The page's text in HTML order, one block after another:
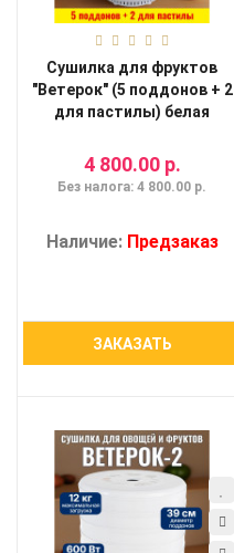
Сушилка для фруктов
"Ветерок" (5 поддонов + 2
для пастилы) белая
4 800.00 р.
Без налога: 4 800.00 р.
Наличие: Предзаказ
ЗАКАЗАТЬ